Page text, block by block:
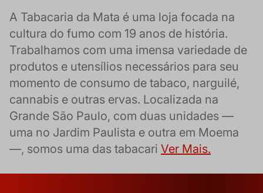
A Tabacaria da Mata é uma loja focada na
cultura do fumo com 19 anos de história.
Trabalhamos com uma imensa variedade de
produtos e utensílios necessários para seu
momento de consumo de tabaco, narguilé,
cannabis e outras ervas. Localizada na
Grande São Paulo, com duas unidades —
uma no Jardim Paulista e outra em Moema
—, somos uma das tabacari Ver Mais.